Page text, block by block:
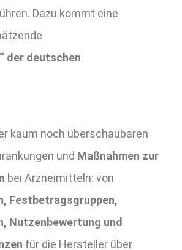
Dazu kommt eine
der deutschen
kaum noch überschaubaren
und Maßnahmen zur
bei Arzneimitteln: von
Festbetragsgruppen,
Nutzenbewertung und
für die Hersteller über